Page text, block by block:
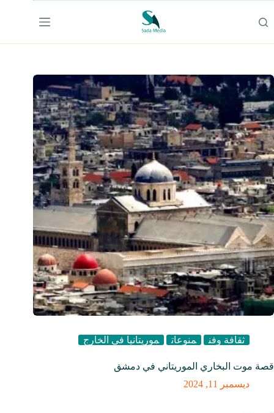
إلى
المحتوى
ثقافة وفن منوعات موريتانيا في الخارج
قصة موت البخاري الموريتاني في دمشق
ديسمبر 11, 2024